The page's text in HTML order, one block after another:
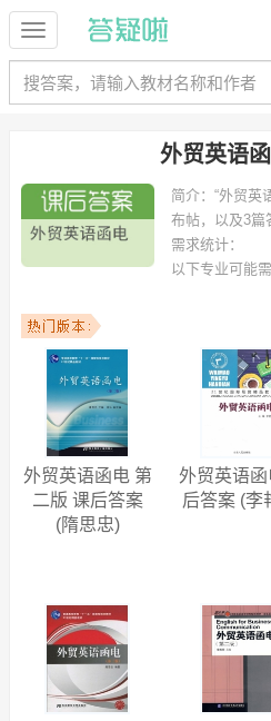
外贸英语
简介： “外贸英
布帖，以及3篇
需求统计：
以下专业可能
济与贸易、国际贸易、国际商务、商
程、英语（师范）、物流管理、英语教
专业。
以下学校的同学下载过
外贸英语函电答
大学文经学院、湖南涉外经济学院、
院、广西机电职业技术学院、四川理
大学珠江学院 等。
外贸英语函电 第
二版 课后答案
(隋思忠)
外贸英语函
后答案 (李